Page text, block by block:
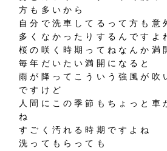
方も多いから
自分で洗車してるって方も意
多くなかったりするんですよ
桜の咲く時期ってねなんか満
毎年だいたい満開になると
雨が降ってこういう強風が吹
ですけど
人間にこの季節もちょっと車
ね
すごく汚れる時期ですよね
洗ってもらっても